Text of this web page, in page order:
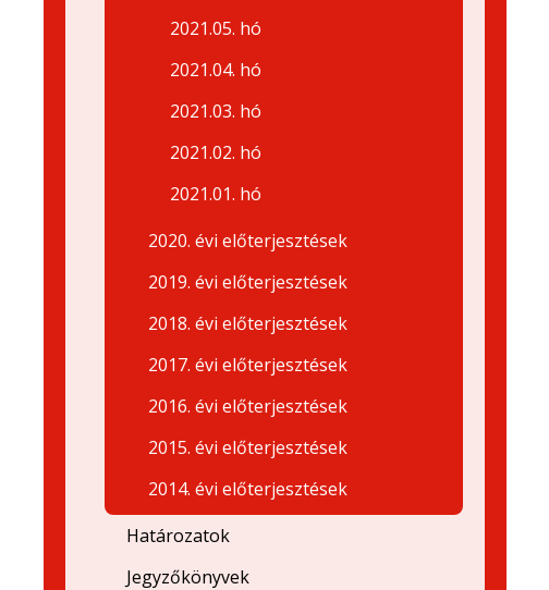
2021.05. hó
2021.04. hó
2021.03. hó
2021.02. hó
2021.01. hó
2020. évi előterjesztések
2019. évi előterjesztések
2018. évi előterjesztések
2017. évi előterjesztések
2016. évi előterjesztések
2015. évi előterjesztések
2014. évi előterjesztések
Határozatok
Jegyzőkönyvek